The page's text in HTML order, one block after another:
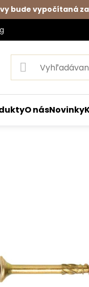
bude vypočítaná
O násNovinky